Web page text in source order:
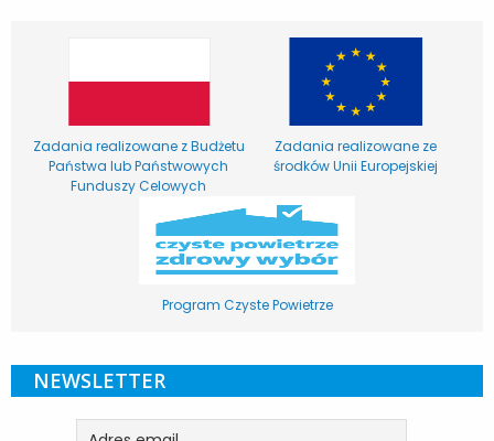
Zadania realizowane z Budżetu
Państwa lub Państwowych
Funduszy Celowych
Zadania realizowane ze
środków Unii Europejskiej
Program Czyste Powietrze
NEWSLETTER